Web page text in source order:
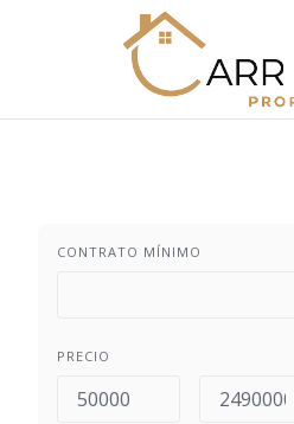
CONTRATO MÍNIMO
PRECIO